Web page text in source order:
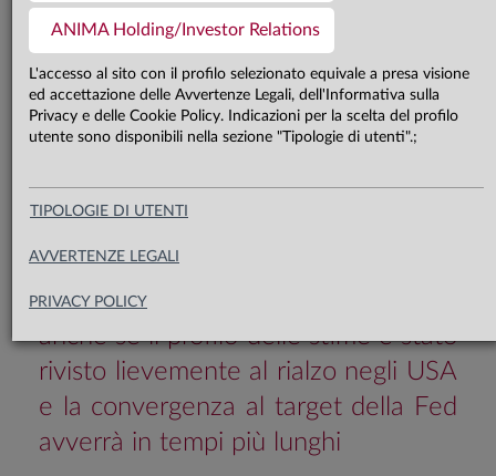
ANIMA Holding/Investor Relations
L'accesso al sito con il profilo selezionato equivale a presa visione
ed accettazione delle Avvertenze Legali, dell'Informativa sulla
Privacy e delle Cookie Policy. Indicazioni per la scelta del profilo
utente sono disponibili nella sezione "Tipologie di utenti".;
TIPOLOGIE DI UTENTI
AVVERTENZE LEGALI
PRIVACY POLICY
La crescita negli Stati Uniti continua
a beneficiare della solidità della
domanda interna, mentre con il
prolungarsi del conflitto si stanno
l’attività economica in Area Euro. Il
core è destinato a consolidarsi su
entrambe le sponde dell’Atlantico,
anche se il profilo delle stime è stato
rivisto lievemente al rialzo negli USA
e la convergenza al target della Fed
avverrà in tempi più lunghi